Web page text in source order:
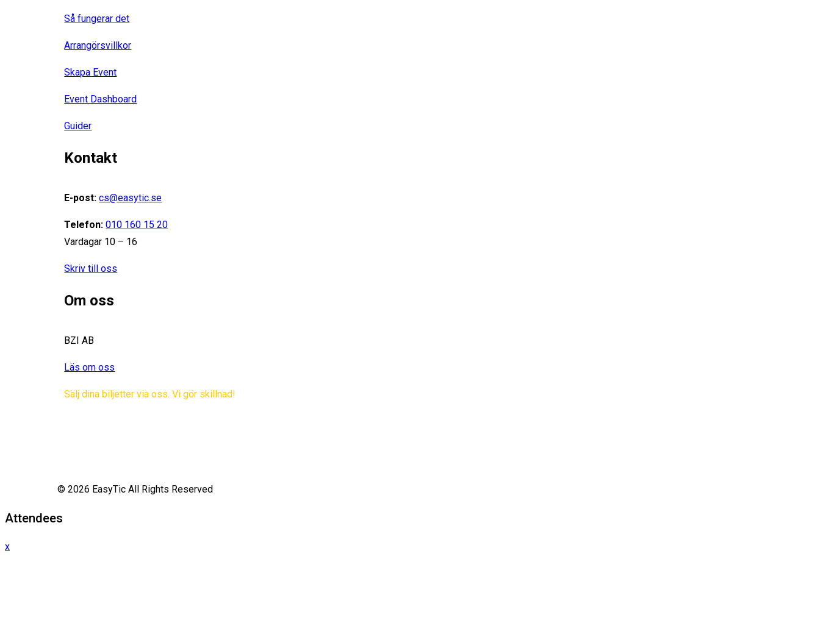
Så fungerar det
Arrangörsvillkor
Skapa Event
Event Dashboard
Guider
Kontakt
E-post:cs@easytic.se
Telefon: 010 160 15 20
Vardagar 10 – 16
Skriv till oss
Om oss
BZI AB
Läs om oss
Sälj dina biljetter via oss. Vi gör skillnad!
© 2026 EasyTic All Rights Reserved
Attendees
x